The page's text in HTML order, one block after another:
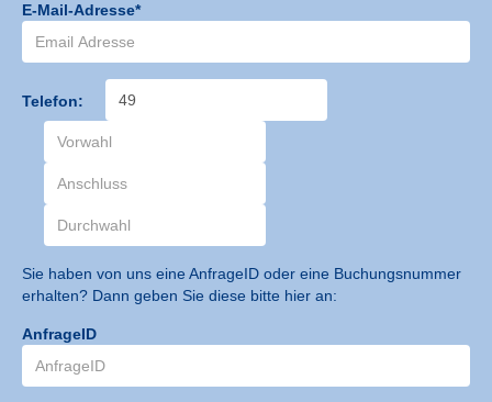
E-Mail-Adresse*
Telefon:
Sie haben von uns eine AnfrageID oder eine Buchungsnummer
erhalten? Dann geben Sie diese bitte hier an:
AnfrageID